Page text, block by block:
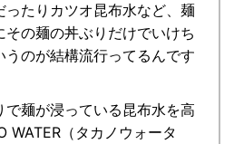
ったりカツオ昆布水など、麺
その麺の丼ぶりだけでいけち
うのが結構流行ってるんです
麺が浸っている昆布水を高
WATER（タカノウォータ